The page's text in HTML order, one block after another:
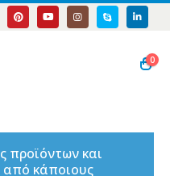
0
προϊόντων και
κάποιους